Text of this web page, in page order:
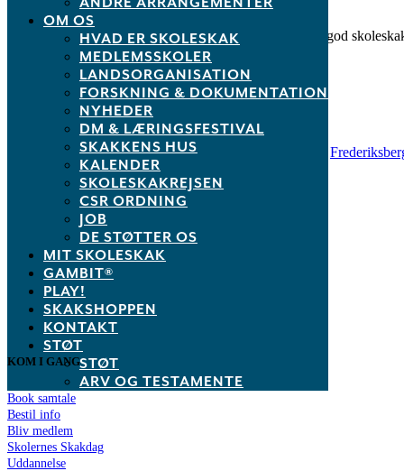
OM OS
HVAD ER SKOLESKAK
MEDLEMSSKOLER
LANDSORGANISATION
FORSKNING & DOKUMENTATION
NYHEDER
DM & LÆRINGSFESTIVAL
SKAKKENS HUS
KALENDER
SKOLESKAKREJSEN
CSR ORDNING
JOB
DE STØTTER OS
MIT SKOLESKAK
GAMBIT®
PLAY!
SKAKSHOPPEN
KONTAKT
STØT
STØT
ARV OG TESTAMENTE
være omdrejningspunkt for livets store hjul.”
En stor tak til Lars for den fine beretning. Har du en god
bobby fischer,De nordiske mesterskaber
Dansk Skoleskak
info@skoleskak.dk
KOM I GANG
Book samtale
Bestil info
Bliv medlem
Skolernes Skakdag
Uddannelse